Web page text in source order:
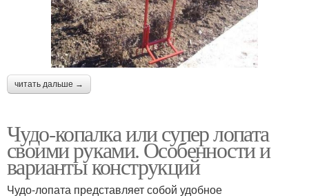
читать дальше →
Чудо-копалка или супер лопата
своими руками. Особенности и
варианты конструкций
Чудо-лопата представляет собой удобное